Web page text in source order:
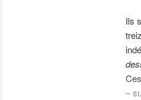
Ils
–